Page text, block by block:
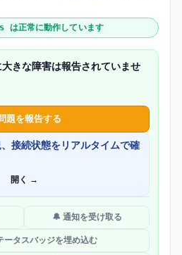
は正常に動作しています
きな障害は報告されていませ
題を報告する
接続状態をリアルタイムで確
開く →
🔔 通知を受け取る
ータスバッジを埋め込む